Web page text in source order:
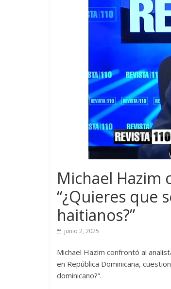
Michael Hazim
“¿Quieres que
haitianos?”
junio 2, 2025
Michael Hazim confrontó al
en República Dominicana,
dominicano?”.